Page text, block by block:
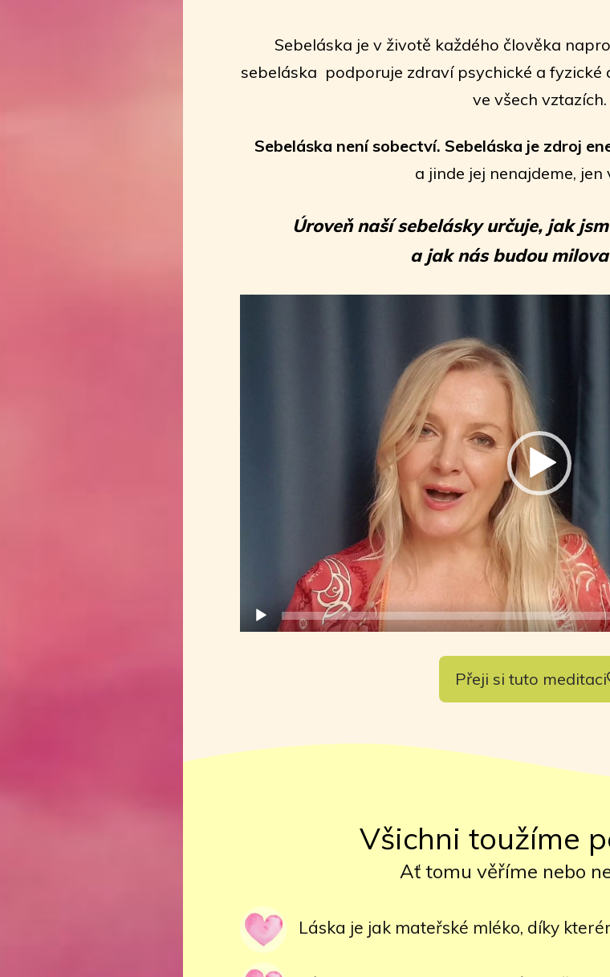
Sebeláska je v životě každého člověka
sebeláska podporuje zdraví psychické a fyzické
ve všech vztazích.
Sebeláska není sobectví. Sebeláska je zdroj
a jinde jej nenajdeme, jen
Úroveň naší sebelásky určuje, jak
a jak nás budou
Přeji si tuto meditaci
Všichni toužíme
Ať tomu věříme nebo
Láska je jak mateřské mléko, díky